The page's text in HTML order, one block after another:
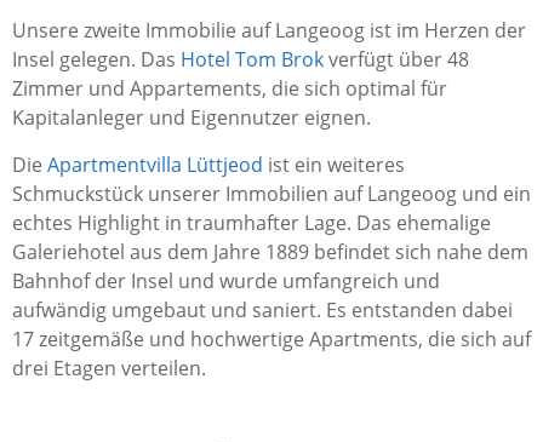
Unsere zweite Immobilie auf Langeoog ist im Herzen der
Insel gelegen. Das Hotel Tom Brokverfügt über 48
Zimmer und Appartements, die sich optimal für
Kapitalanleger und Eigennutzer eignen.
Die Apartmentvilla Lüttjeod ist ein weiteres
Schmuckstück unserer Immobilien auf Langeoog und ein
echtes Highlight in traumhafter Lage. Das ehemalige
Galeriehotel aus dem Jahre 1889 befindet sich nahe dem
Bahnhof der Insel und wurde umfangreich und
aufwändig umgebaut und saniert. Es entstanden dabei
17 zeitgemäße und hochwertige Apartments, die sich auf
drei Etagen verteilen.